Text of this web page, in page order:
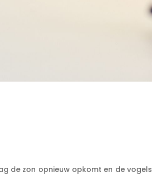
de zon opnieuw opkomt en de vogels